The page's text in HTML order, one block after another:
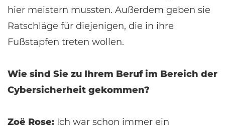
hier meistern mussten. Außerdem geben sie
Ratschläge für diejenigen, die in ihre
Fußstapfen treten wollen.
Wie sind Sie zu Ihrem Beruf im Bereich der
Cybersicherheit gekommen?
Zoë Rose: Ich war schon immer ein